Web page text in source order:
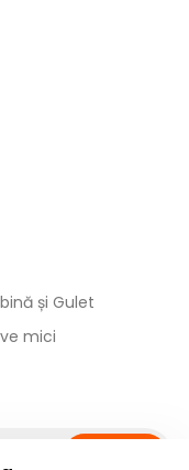
și Gulet
mici